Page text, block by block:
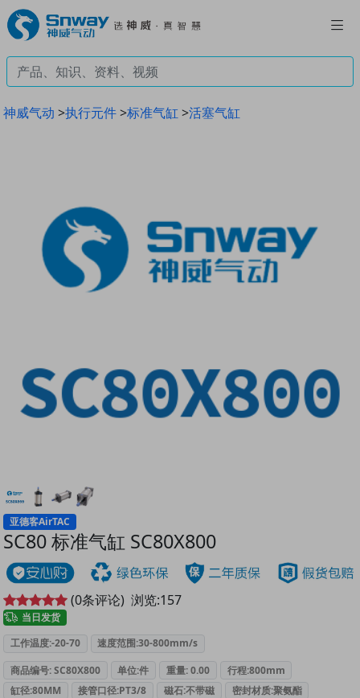
神威气动 >执行元件>标准气缸 >活塞气缸
亚德客AirTAC
SC80 标准气缸 SC80X800
(0条评论) 浏览:157
当日发货
工作温度:-20-70
速度范围:30-800mm/s
商品编号: SC80X800
单位:件 重量: 0.00
行程:800mm
缸径:80MM
接管口径:PT3/8 磁石:不带磁 密封材质:聚氨酯